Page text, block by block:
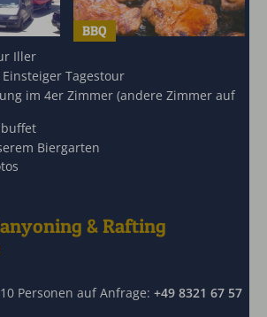
BBQ
Iller
Tagestour
im 4er Zimmer (andere Zimmer auf
Biergarten
& Rafting
Personen auf Anfrage: +49 8321 67 57